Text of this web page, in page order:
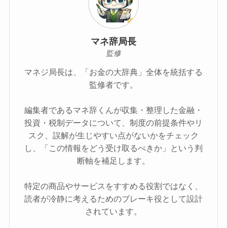
マネ辞局長
監修
マネジ局長は、「お金の大辞典」全体を統括する
監修者です。
編集者であるマネ辞くんが収集・整理した金融・
投資・税制データについて、制度の前提条件やリ
スク、誤解が生じやすい点がないかをチェック
し、「この情報をどう受け取るべきか」という判
断軸を補足します。
特定の商品やサービスをすすめる役割ではなく、
読者が冷静に考えるためのブレーキ役として設計
されています。